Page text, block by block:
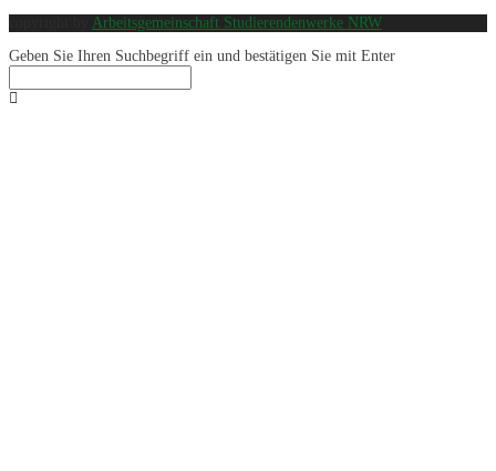
Arbeitsgemeinschaft Studierendenwerke NRW
Geben Sie Ihren Suchbegriff ein und bestätigen Sie mit Enter